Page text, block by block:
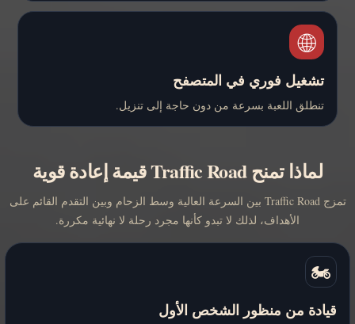
🌐
تشغيل فوري في المتصفح
تنطلق اللعبة بسرعة من دون حاجة إلى تنزيل.
لماذا تمنح Traffic Road قيمة إعادة قوية
تمزج Traffic Road بين السرعة العالية وسط الزحام وبين التقدم القائم على
الأهداف، لذلك لا تبدو كأنها مجرد رحلة لا نهائية مكررة.
🏍️
قيادة من منظور الشخص الأول